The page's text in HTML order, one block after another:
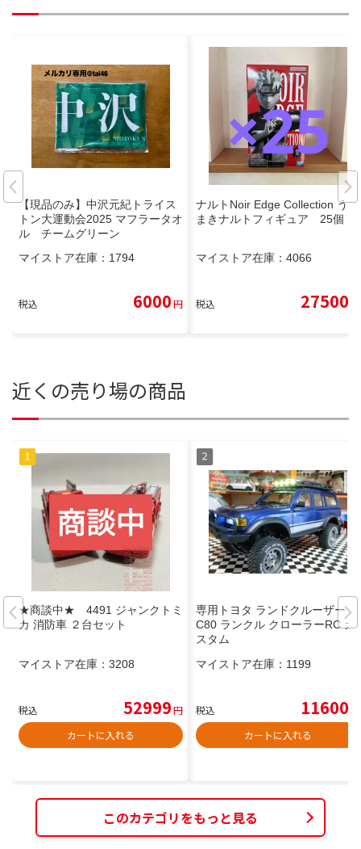
【現品のみ】中沢元紀トライス
トン大運動会2025 マフラータオ
ル チームグリーン
マイストア在庫： 1794
税込 6000円
ナルトNoir Edge Collection うず
まきナルトフィギュア 25個
マイストア在庫： 4066
税込 27500
近くの売り場の商品
★商談中★ 4491 ジャンクトミ
カ 消防車 ２台セット
マイストア在庫： 3208
税込 52999円
カートに入れる
専用トヨタ ランドクルーザー L
C80 ランクル クローラーRC カ
スタム
マイストア在庫： 1199
税込 11600
カートに入れる
このカテゴリをもっと見る